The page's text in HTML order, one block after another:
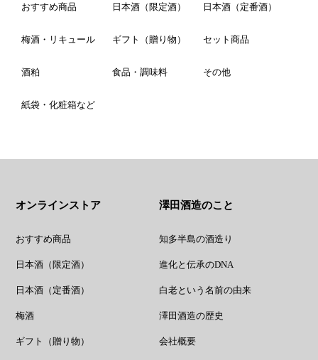
おすすめ商品 日本酒（限定酒） 日本酒（定番酒）
梅酒・リキュール ギフト（贈り物） セット商品
酒粕 食品・調味料 その他
紙袋・化粧箱など
オンラインストア
おすすめ商品
日本酒（限定酒）
日本酒（定番酒）
梅酒
ギフト（贈り物）
澤田酒造のこと
知多半島の酒造り
進化と伝承のDNA
白老という名前の由来
澤田酒造の歴史
会社概要